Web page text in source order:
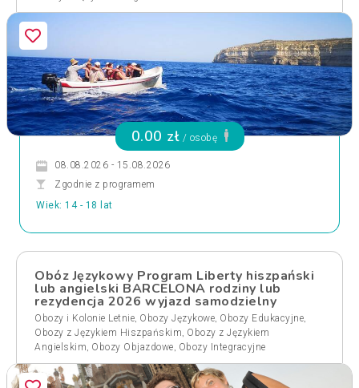
0.00 zł / osobę
08.08.2026 - 15.08.2026
Zgodnie z programem
Wiek: 14 - 18 lat
Obóz Językowy Program Liberty hiszpański
lub angielski BARCELONA rodziny lub
rezydencja 2026 wyjazd samodzielny
Obozy i Kolonie Letnie, Obozy Językowe, Obozy Edukacyjne,
Obozy z Językiem Hiszpańskim, Obozy z Językiem
Angielskim, Obozy Objazdowe, Obozy Integracyjne